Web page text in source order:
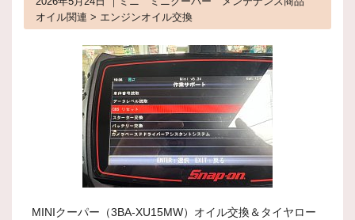
オイル関連 > エンジンオイル交換
MINIクーパー（3BA-XU15MW）オイル交換＆タイヤロー